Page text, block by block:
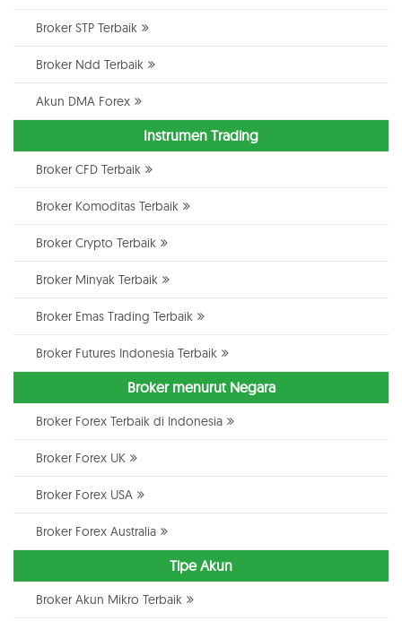
Broker STP Terbaik
Broker Ndd Terbaik
Akun DMA Forex
Instrumen Trading
Broker CFD Terbaik
Broker Komoditas Terbaik
Broker Crypto Terbaik
Broker Minyak Terbaik
Broker Emas Trading Terbaik
Broker Futures Indonesia Terbaik
Broker menurut Negara
Broker Forex Terbaik di Indonesia
Broker Forex UK
Broker Forex USA
Broker Forex Australia
Tipe Akun
Broker Akun Mikro Terbaik